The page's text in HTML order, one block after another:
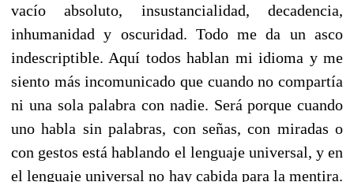
vacío absoluto, insustancialidad, decadencia,
inhumanidad y oscuridad. Todo me da un asco
indescriptible. Aquí todos hablan mi idioma y me
siento más incomunicado que cuando no compartía
ni una sola palabra con nadie. Será porque cuando
uno habla sin palabras, con señas, con miradas o
con gestos está hablando el lenguaje universal, y en
el lenguaje universal no hay cabida para la mentira.